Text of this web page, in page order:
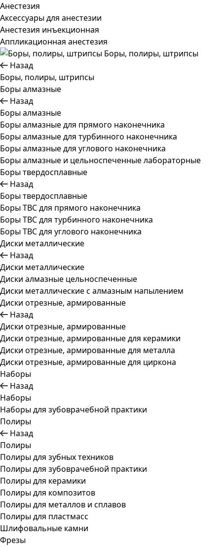
Анестезия
Аксессуары для анестезии
Анестезия инъекционная
Аппликационная анестезия
Боры, полиры, штрипсы
Назад
Боры, полиры, штрипсы
Боры алмазные
Назад
Боры алмазные
Боры алмазные для прямого наконечника
Боры алмазные для турбинного наконечника
Боры алмазные для углового наконечника
Боры алмазные и цельноспеченные лабораторные
Боры твердосплавные
Назад
Боры твердосплавные
Боры ТВС для прямого наконечника
Боры ТВС для турбинного наконечника
Боры ТВС для углового наконечника
Диски металлические
Назад
Диски металлические
Диски алмазные цельноспеченные
Диски металлические с алмазным напылением
Диски отрезные, армированные
Назад
Диски отрезные, армированные
Диски отрезные, армированные для керамики
Диски отрезные, армированные для металла
Диски отрезные, армированные для циркона
Наборы
Назад
Наборы
Наборы для зубоврачебной практики
Полиры
Назад
Полиры
Полиры для зубных техников
Полиры для зубоврачебной практики
Полиры для керамики
Полиры для композитов
Полиры для металлов и сплавов
Полиры для пластмасс
Шлифовальные камни
Фрезы